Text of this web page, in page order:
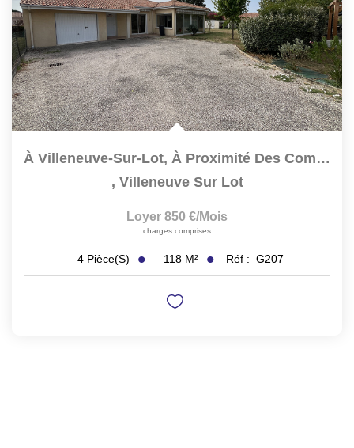
À Villeneuve-Sur-Lot, À Proximité Des Commodités Et Dans Un...
, Villeneuve Sur Lot
Loyer 850 €/mois
charges comprises
4 Pièce(s) 118 M² Réf : G207